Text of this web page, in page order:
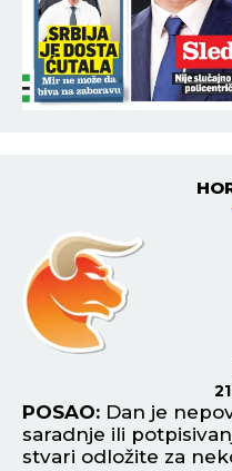
POSAO: Dan je
saradnje ili
stvari odložite za